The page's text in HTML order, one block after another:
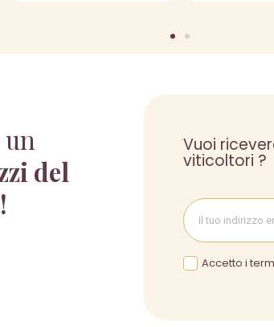
del
Vuoi
viticoltori ?
Accetto i